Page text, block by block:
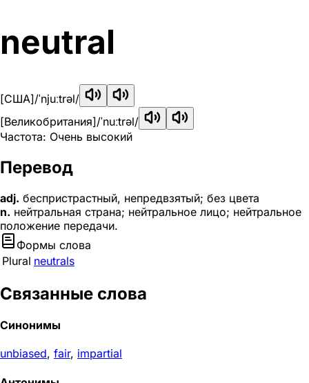
neutral
[США]/ˈnjuːtrəl/
[Великобритания]/ˈnuːtrəl/
Частота: Очень высокий
Перевод
adj. беспристрастный, непредвзятый; без цвета
n. нейтральная страна; нейтральное лицо; нейтральное
положение передачи.
Формы слова
Plural neutrals
Связанные слова
Синонимы
unbiased, fair, impartial